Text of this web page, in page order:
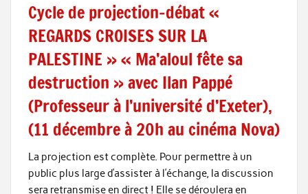
Cycle de projection-débat «
REGARDS CROISES SUR LA
PALESTINE » « Ma’aloul fête sa
destruction » avec Ilan Pappé
(Professeur à l’université d’Exeter),
(11 décembre à 20h au cinéma Nova)
La projection est complète. Pour permettre à un
public plus large d’assister à l’échange, la discussion
sera retransmise en direct ! Elle se déroulera en